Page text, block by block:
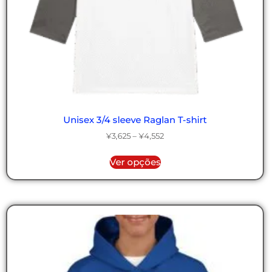
Unisex 3/4 sleeve Raglan T-shirt
¥3,625 – ¥4,552
Ver opções